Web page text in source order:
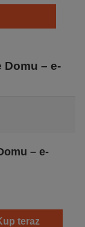
Domu – e-
– e-
teraz